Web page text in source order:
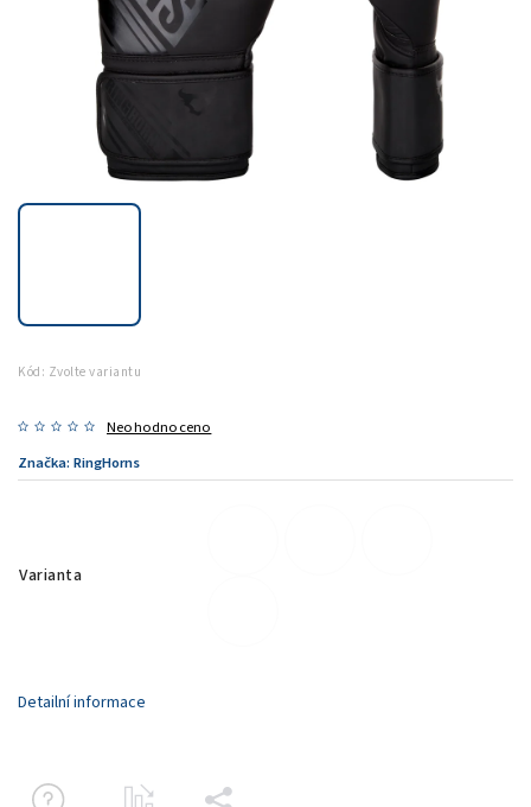
Kód: Zvolte variantu
Neohodnoceno
Značka: RingHorns
Varianta
Detailní informace